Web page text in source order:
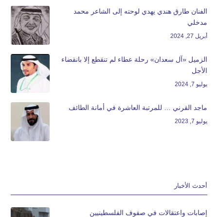
الفنان طارق هندي يهدي لوحته إلى الشاعر محمد
مدخلي
أبريل 27, 2024
الزميل «آل سعدان» رحلة عطاء لم تنقطع إلا بانقضاء
الأجل
يوليو 7, 2024
ماجد القرني … للمرتبة العاشرة في أمانة الطائف
يوليو 7, 2023
أحدث الأخبار
إصابات واعتقالات في صفوف الفلسطينيين